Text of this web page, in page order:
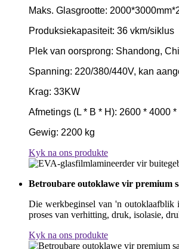
Maks. Glasgrootte:
Produksiekapasiteit: 36 vkm/siklus
Plek van oorsprong: Shandong,
Spanning: 220/380/440V, kan
Krag: 33KW
Afmetings (L * B * H): 2600 * 4000 *
Gewig: 2200 kg
Kyk na ons produkte
Betroubare outoklawe vir premium
Die werkbeginsel van 'n outoklaafblik
proses van verhitting, druk, isolasie,
Kyk na ons produkte